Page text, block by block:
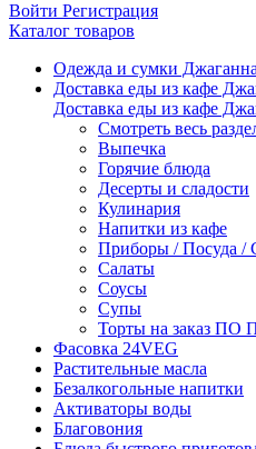
Войти Регистрация
Каталог товаров
Одежда и сумки
Доставка еды из кафе
Доставка еды из кафе
Смотреть весь
Выпечка
Горячие блюда
Десерты и сладости
Кулинария
Напитки из кафе
Приборы / Посуда /
Салаты
Соусы
Супы
Торты на заказ
Фасовка 24VEG
Растительные масла
Безалкогольные напитки
Активаторы воды
Благовония